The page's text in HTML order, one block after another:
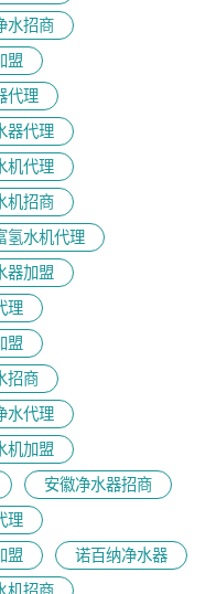
水招商
盟
代理
器代理
机代理
机招商
氢水机代理
器加盟
理
盟
招商
水代理
机加盟
安徽净水器招商
理
盟
诺百纳净水器